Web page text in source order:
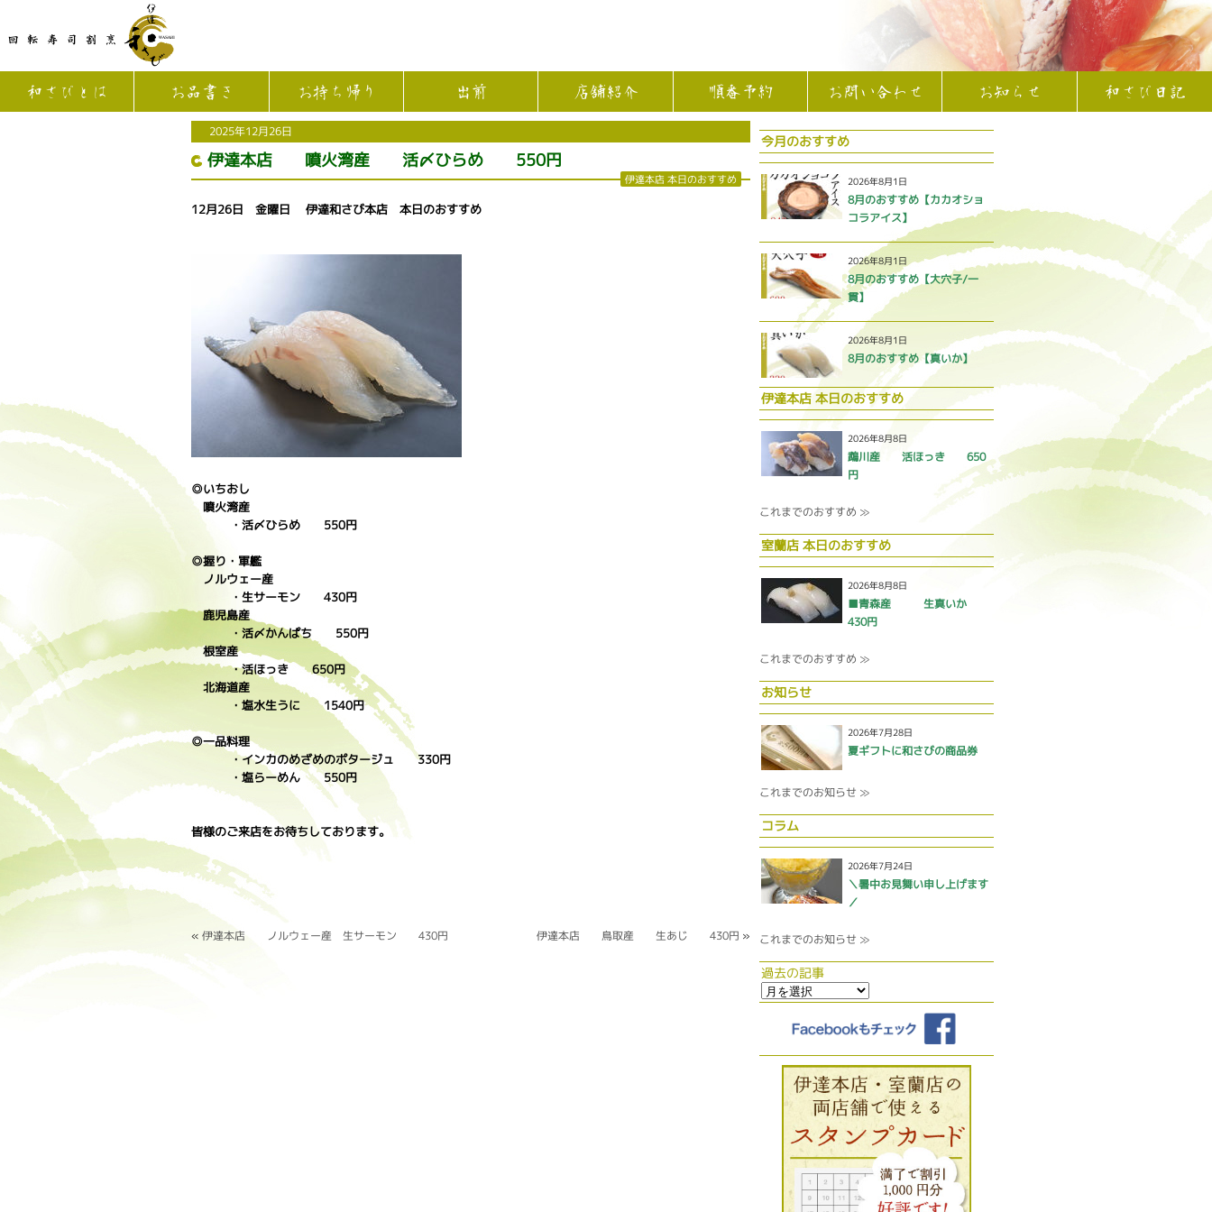
和さびとは お品書き お持ち帰り 出前 店舗紹介 順番予約 お問い合わせ お知らせ 和さび日記
2025年12月26日
伊達本店 噴火湾産 活〆ひらめ 550円
伊達本店 本日のおすすめ
12月26日 金曜日 伊達和さび本店 本日のおすすめ
◎いちおし
噴火湾産
・活〆ひらめ 550円
◎握り・軍艦
ノルウェー産
・生サーモン 430円
鹿児島産
・活〆かんぱち 550円
根室産
・活ほっき 650円
北海道産
・塩水生うに 1540円
◎一品料理
・インカのめざめのポタージュ 330円
・塩らーめん 550円
皆様のご来店をお待ちしております。
« 伊達本店 ノルウェー産 生サーモン 430円 伊達本店 鳥取産 生あじ 430円 »
今月のおすすめ
2026年8月1日
8月のおすすめ【カカオショ
コラアイス】
2026年8月1日
8月のおすすめ【大穴子/一
貫】
2026年8月1日
8月のおすすめ【真いか】
伊達本店 本日のおすすめ
2026年8月8日
鵡川産 活ほっき 650
円
これまでのおすすめ ≫
室蘭店 本日のおすすめ
2026年8月8日
■青森産 生真いか
430円
これまでのおすすめ ≫
お知らせ
2026年7月28日
夏ギフトに和さびの商品券
これまでのお知らせ ≫
コラム
2026年7月24日
＼暑中お見舞い申し上げます
／
これまでのお知らせ ≫
過去の記事